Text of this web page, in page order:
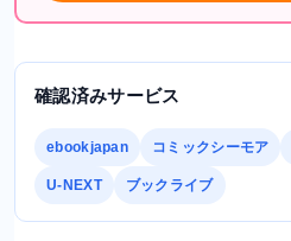
確認済みサービス
ebookjapan コミックシーモア
U-NEXT ブックライブ